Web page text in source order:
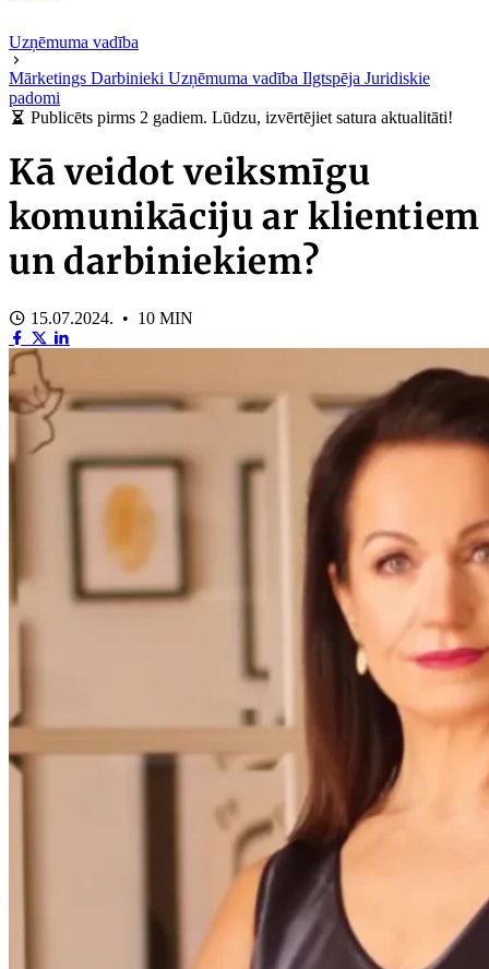
Uzņēmuma vadība
Mārketings Darbinieki Uzņēmuma vadība Ilgtspēja Juridiskie
padomi
Publicēts pirms 2 gadiem. Lūdzu, izvērtējiet satura aktualitāti!
Kā veidot veiksmīgu
komunikāciju ar klientiem
un darbiniekiem?
15.07.2024. • 10 MIN